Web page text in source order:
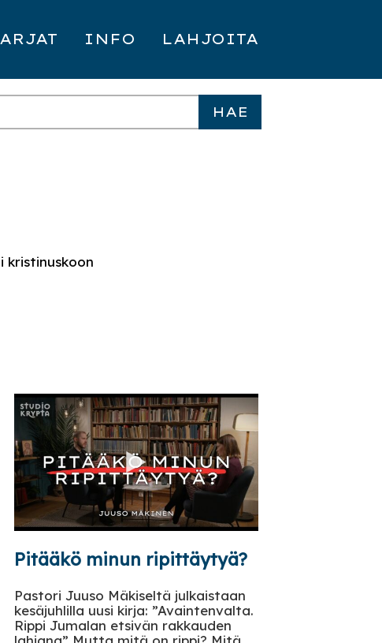
INFO LAHJOITA
kristinuskoon
Pitääkö minun ripittäytyä?
Pastori Juuso Mäkiseltä julkaistaan
kesäjuhlilla uusi kirja: ”Avaintenvalta.
Rippi Jumalan etsivän rakkauden